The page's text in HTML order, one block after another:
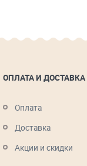
ОПЛАТА И ДОСТАВКА
Оплата
Доставка
Акции и скидки